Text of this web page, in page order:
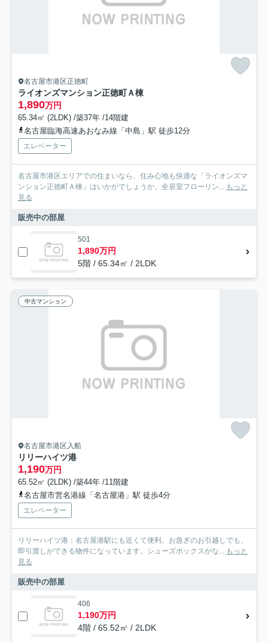
名古屋市港区正徳町
ライオンズマンション正徳町Ａ棟
1,890万円
65.34㎡ (2LDK) /築37年 /14階建
名古屋臨海高速あおなみ線「中島」駅 徒歩12分
エレベーター
名古屋市港区エリアでの住まいなら、住み心地も快適な「ライオンズマ
ンション正徳町Ａ棟」はいかがでしょうか。全居室フローリン... もっと
見る
販売中の部屋
501
1,890万円
5階 / 65.34㎡ / 2LDK
中古マンション
名古屋市港区入船
リリーハイツ港
1,190万円
65.52㎡ (2LDK) /築44年 /11階建
名古屋市営名港線「名古屋港」駅 徒歩4分
エレベーター
リリーハイツ港：名古屋港駅にも近くて便利。お急ぎのお引越しでも、
即引渡しができる物件になっています。シューズボックスがな... もっと
見る
販売中の部屋
406
1,190万円
4階 / 65.52㎡ / 2LDK